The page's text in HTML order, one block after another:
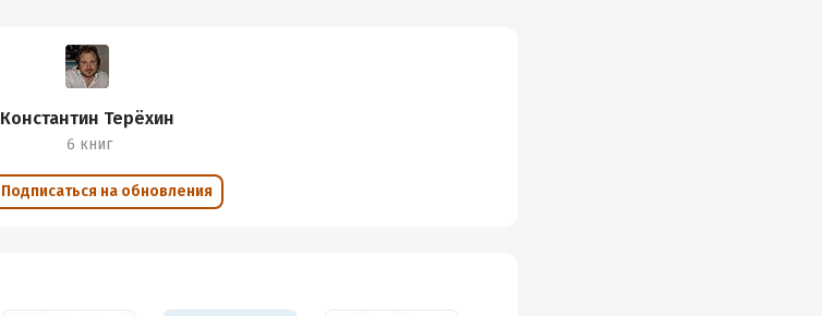
Константин Терёхин
6 книг
Подписаться на обновления